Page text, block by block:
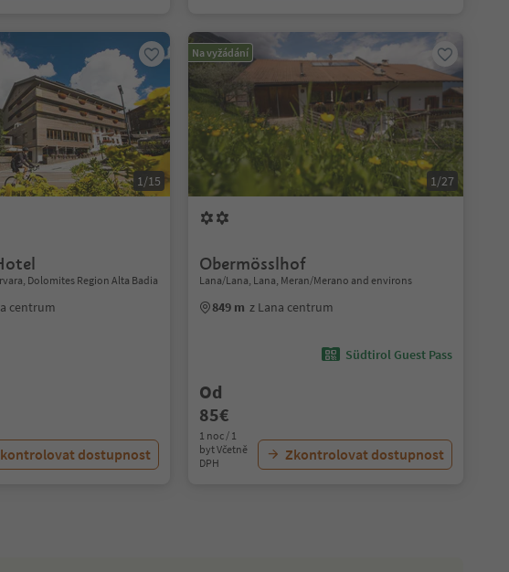
1/15
Dolomites Region Alta Badia
centrum
dostupnost
Na vyžádání
1/27
Obermösslhof
Lana/Lana, Lana, Meran/Merano and environs
849 m z Lana centrum
Südtirol Guest Pass
Od
85€
1 noc / 1
byt Včetně
DPH
Zkontrolovat dostupnost